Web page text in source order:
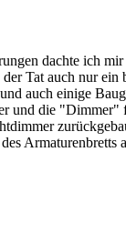
dachte ich
Tat auch nur
auch einige
und die "Dimmer"